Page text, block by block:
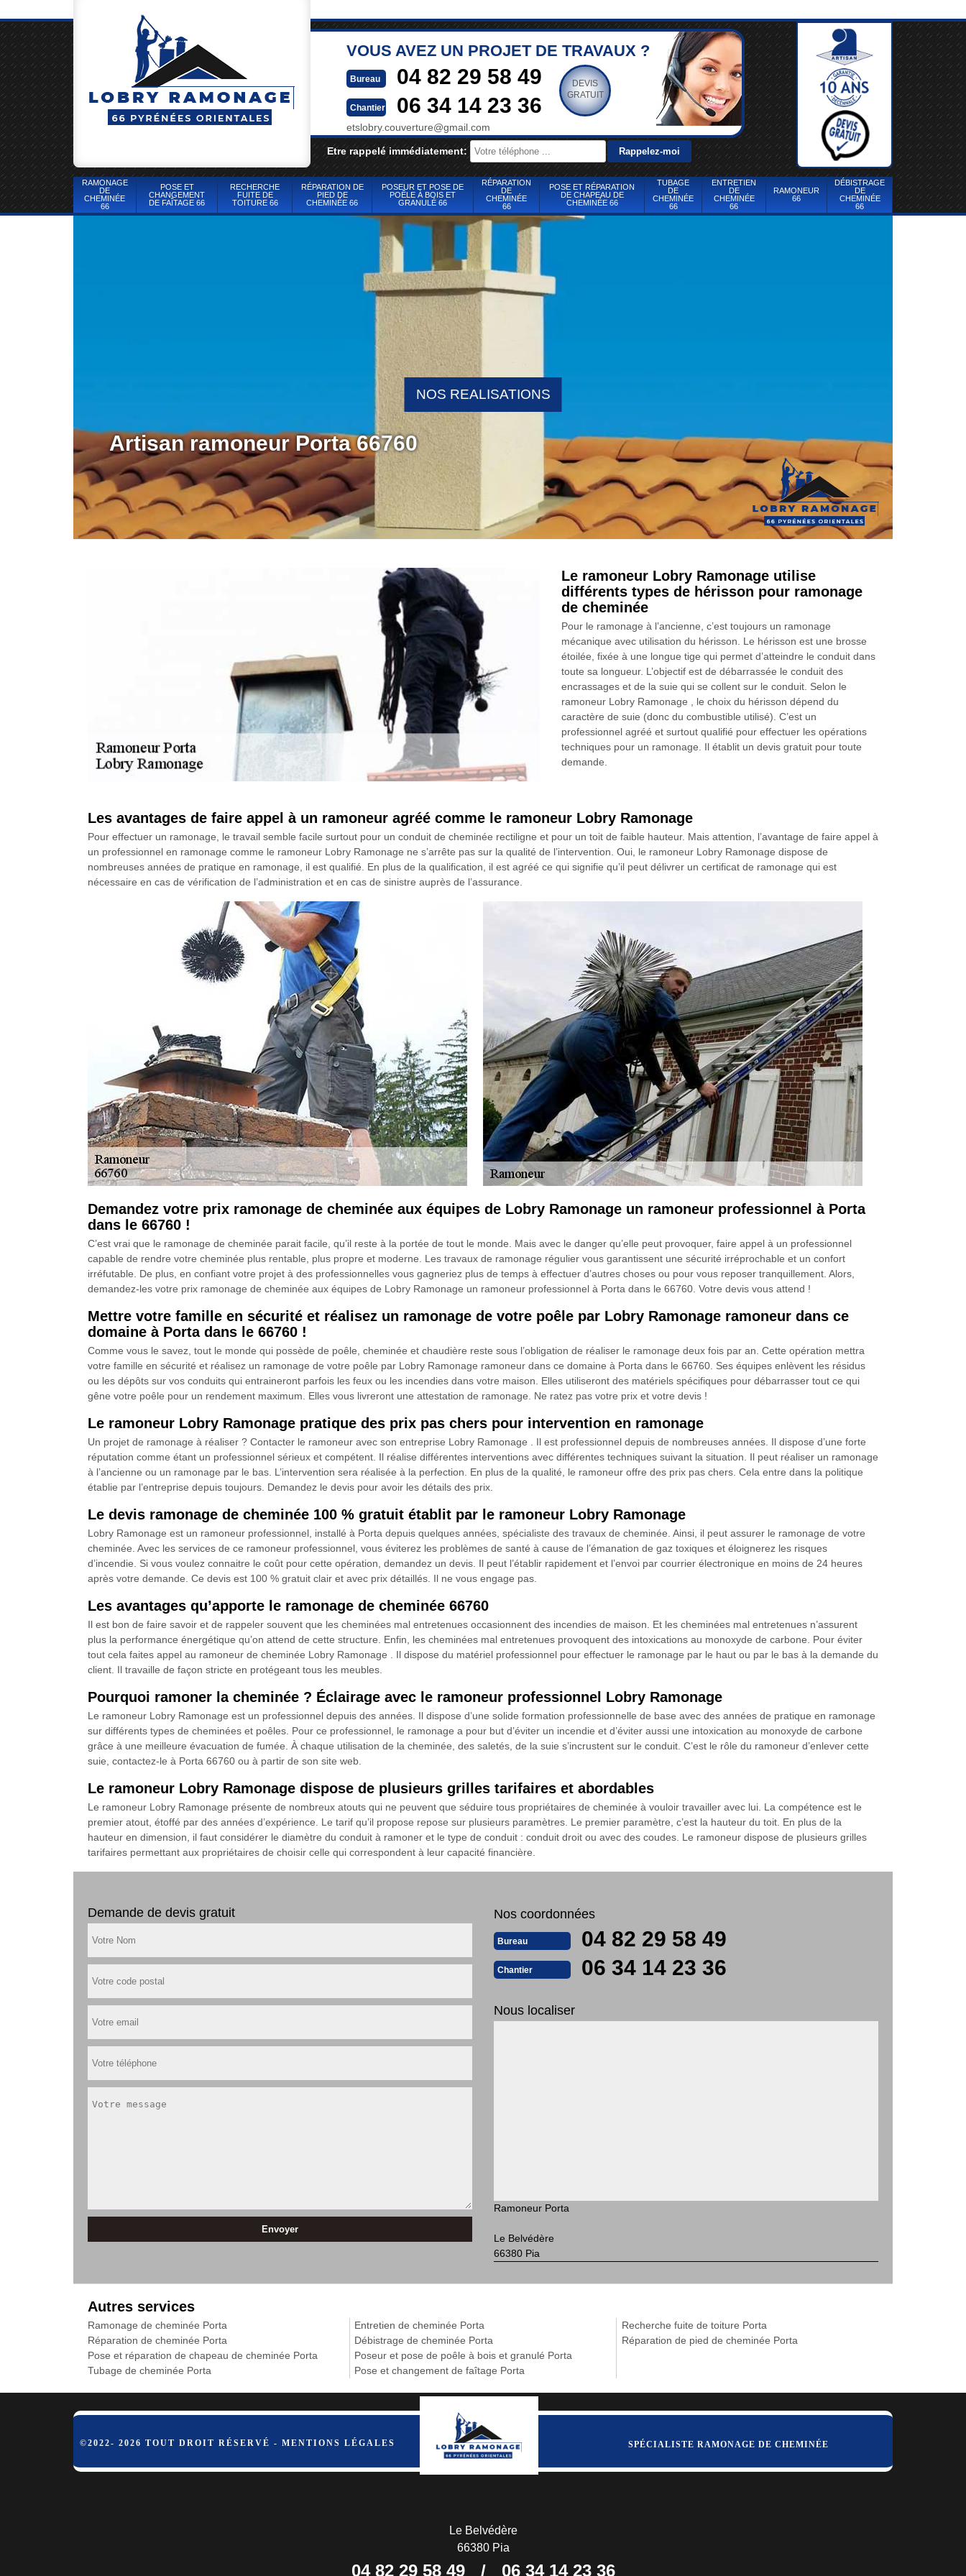
VOUS AVEZ UN PROJET DE TRAVAUX ?
Bureau 04 82 29 58 49
Chantier 06 34 14 23 36
etslobry.couverture@gmail.com
DEVIS
GRATUIT
Etre rappelé immédiatement:
RAMONAGE
DE
CHEMINÉE
66
POSE ET
CHANGEMENT
DE FAÎTAGE 66
RECHERCHE
FUITE DE
TOITURE 66
RÉPARATION DE
PIED DE
CHEMINÉE 66
POSEUR ET POSE DE
POÊLE À BOIS ET
GRANULÉ 66
RÉPARATION
DE
CHEMINÉE
66
POSE ET RÉPARATION
DE CHAPEAU DE
CHEMINÉE 66
TUBAGE
DE
CHEMINÉE
66
ENTRETIEN
DE
CHEMINÉE
66
RAMONEUR
66
DÉBISTRAGE
DE
CHEMINÉE
66
Artisan ramoneur Porta 66760
NOS REALISATIONS
Le ramoneur Lobry Ramonage utilise
différents types de hérisson pour ramonage
de cheminée
Pour le ramonage à l’ancienne, c’est toujours un ramonage
mécanique avec utilisation du hérisson. Le hérisson est une brosse
étoilée, fixée à une longue tige qui permet d’atteindre le conduit dans
toute sa longueur. L’objectif est de débarrassée le conduit des
encrassages et de la suie qui se collent sur le conduit. Selon le
ramoneur Lobry Ramonage , le choix du hérisson dépend du
caractère de suie (donc du combustible utilisé). C’est un
professionnel agréé et surtout qualifié pour effectuer les opérations
techniques pour un ramonage. Il établit un devis gratuit pour toute
demande.
Les avantages de faire appel à un ramoneur agréé comme le ramoneur Lobry Ramonage
Pour effectuer un ramonage, le travail semble facile surtout pour un conduit de cheminée rectiligne et pour un toit de faible hauteur. Mais attention, l’avantage de faire appel à
un professionnel en ramonage comme le ramoneur Lobry Ramonage ne s’arrête pas sur la qualité de l’intervention. Oui, le ramoneur Lobry Ramonage dispose de
nombreuses années de pratique en ramonage, il est qualifié. En plus de la qualification, il est agréé ce qui signifie qu’il peut délivrer un certificat de ramonage qui est
nécessaire en cas de vérification de l’administration et en cas de sinistre auprès de l’assurance.
Demandez votre prix ramonage de cheminée aux équipes de Lobry Ramonage un ramoneur professionnel à Porta
dans le 66760 !
C’est vrai que le ramonage de cheminée parait facile, qu’il reste à la portée de tout le monde. Mais avec le danger qu’elle peut provoquer, faire appel à un professionnel
capable de rendre votre cheminée plus rentable, plus propre et moderne. Les travaux de ramonage régulier vous garantissent une sécurité irréprochable et un confort
irréfutable. De plus, en confiant votre projet à des professionnelles vous gagneriez plus de temps à effectuer d’autres choses ou pour vous reposer tranquillement. Alors,
demandez-les votre prix ramonage de cheminée aux équipes de Lobry Ramonage un ramoneur professionnel à Porta dans le 66760. Votre devis vous attend !
Mettre votre famille en sécurité et réalisez un ramonage de votre poêle par Lobry Ramonage ramoneur dans ce
domaine à Porta dans le 66760 !
Comme vous le savez, tout le monde qui possède de poêle, cheminée et chaudière reste sous l’obligation de réaliser le ramonage deux fois par an. Cette opération mettra
votre famille en sécurité et réalisez un ramonage de votre poêle par Lobry Ramonage ramoneur dans ce domaine à Porta dans le 66760. Ses équipes enlèvent les résidus
ou les dépôts sur vos conduits qui entraineront parfois les feux ou les incendies dans votre maison. Elles utiliseront des matériels spécifiques pour débarrasser tout ce qui
gêne votre poêle pour un rendement maximum. Elles vous livreront une attestation de ramonage. Ne ratez pas votre prix et votre devis !
Le ramoneur Lobry Ramonage pratique des prix pas chers pour intervention en ramonage
Un projet de ramonage à réaliser ? Contacter le ramoneur avec son entreprise Lobry Ramonage . Il est professionnel depuis de nombreuses années. Il dispose d’une forte
réputation comme étant un professionnel sérieux et compétent. Il réalise différentes interventions avec différentes techniques suivant la situation. Il peut réaliser un ramonage
à l’ancienne ou un ramonage par le bas. L’intervention sera réalisée à la perfection. En plus de la qualité, le ramoneur offre des prix pas chers. Cela entre dans la politique
établie par l’entreprise depuis toujours. Demandez le devis pour avoir les détails des prix.
Le devis ramonage de cheminée 100 % gratuit établit par le ramoneur Lobry Ramonage
Lobry Ramonage est un ramoneur professionnel, installé à Porta depuis quelques années, spécialiste des travaux de cheminée. Ainsi, il peut assurer le ramonage de votre
cheminée. Avec les services de ce ramoneur professionnel, vous éviterez les problèmes de santé à cause de l’émanation de gaz toxiques et éloignerez les risques
d’incendie. Si vous voulez connaitre le coût pour cette opération, demandez un devis. Il peut l’établir rapidement et l’envoi par courrier électronique en moins de 24 heures
après votre demande. Ce devis est 100 % gratuit clair et avec prix détaillés. Il ne vous engage pas.
Les avantages qu’apporte le ramonage de cheminée 66760
Il est bon de faire savoir et de rappeler souvent que les cheminées mal entretenues occasionnent des incendies de maison. Et les cheminées mal entretenues n’assurent
plus la performance énergétique qu’on attend de cette structure. Enfin, les cheminées mal entretenues provoquent des intoxications au monoxyde de carbone. Pour éviter
tout cela faites appel au ramoneur de cheminée Lobry Ramonage . Il dispose du matériel professionnel pour effectuer le ramonage par le haut ou par le bas à la demande du
client. Il travaille de façon stricte en protégeant tous les meubles.
Pourquoi ramoner la cheminée ? Éclairage avec le ramoneur professionnel Lobry Ramonage
Le ramoneur Lobry Ramonage est un professionnel depuis des années. Il dispose d’une solide formation professionnelle de base avec des années de pratique en ramonage
sur différents types de cheminées et poêles. Pour ce professionnel, le ramonage a pour but d’éviter un incendie et d’éviter aussi une intoxication au monoxyde de carbone
grâce à une meilleure évacuation de fumée. À chaque utilisation de la cheminée, des saletés, de la suie s’incrustent sur le conduit. C’est le rôle du ramoneur d’enlever cette
suie, contactez-le à Porta 66760 ou à partir de son site web.
Le ramoneur Lobry Ramonage dispose de plusieurs grilles tarifaires et abordables
Le ramoneur Lobry Ramonage présente de nombreux atouts qui ne peuvent que séduire tous propriétaires de cheminée à vouloir travailler avec lui. La compétence est le
premier atout, étoffé par des années d’expérience. Le tarif qu’il propose repose sur plusieurs paramètres. Le premier paramètre, c’est la hauteur du toit. En plus de la
hauteur en dimension, il faut considérer le diamètre du conduit à ramoner et le type de conduit : conduit droit ou avec des coudes. Le ramoneur dispose de plusieurs grilles
tarifaires permettant aux propriétaires de choisir celle qui correspondent à leur capacité financière.
Demande de devis gratuit Nos coordonnées
Bureau 04 82 29 58 49
Chantier 06 34 14 23 36
Nous localiser
Ramoneur Porta
Le Belvédère
66380 Pia
Autres services
Ramonage de cheminée Porta
Réparation de cheminée Porta
Pose et réparation de chapeau de cheminée Porta
Tubage de cheminée Porta
Entretien de cheminée Porta
Débistrage de cheminée Porta
Poseur et pose de poêle à bois et granulé Porta
Pose et changement de faîtage Porta
Recherche fuite de toiture Porta
Réparation de pied de cheminée Porta
©2022- 2026 TOUT DROIT RÉSERVÉ -MENTIONS LÉGALES SPÉCIALISTE RAMONAGE DE CHEMINÉE
Le Belvédère
66380 Pia
04 82 29 58 49 / 06 34 14 23 36